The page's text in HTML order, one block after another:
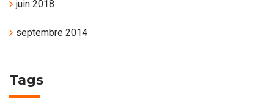
juin 2018
septembre 2014
Tags